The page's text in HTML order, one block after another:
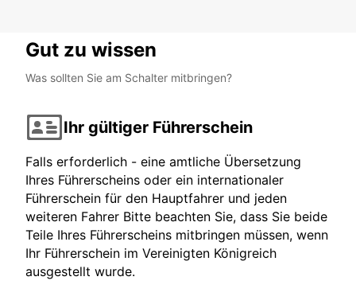
Gut zu wissen
Was sollten Sie am Schalter mitbringen?
Ihr gültiger Führerschein
Falls erforderlich - eine amtliche Übersetzung
Ihres Führerscheins oder ein internationaler
Führerschein für den Hauptfahrer und jeden
weiteren Fahrer Bitte beachten Sie, dass Sie beide
Teile Ihres Führerscheins mitbringen müssen, wenn
Ihr Führerschein im Vereinigten Königreich
ausgestellt wurde.